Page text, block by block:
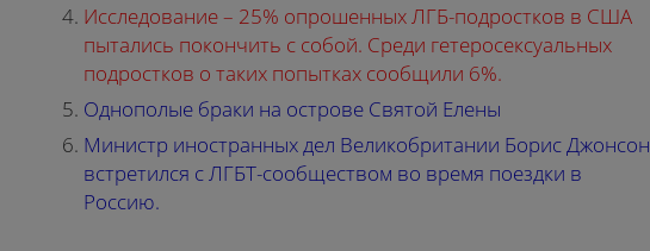
Исследование – 25% опрошенных ЛГБ-подростков в США
пытались покончить с собой. Среди гетеросексуальных
подростков о таких попытках сообщили 6%.
Однополые браки на острове Святой Елены
Министр иностранных дел Великобритании Борис Джонсон
встретился с ЛГБТ-сообществом во время поездки в
Россию.